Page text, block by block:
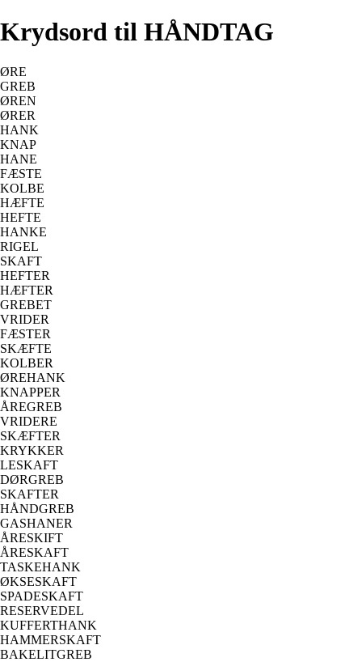
Krydsord til HÅNDTAG
ØRE
GREB
ØREN
ØRER
HANK
KNAP
HANE
FÆSTE
KOLBE
HÆFTE
HEFTE
HANKE
RIGEL
SKAFT
HEFTER
HÆFTER
GREBET
VRIDER
FÆSTER
SKÆFTE
KOLBER
ØREHANK
KNAPPER
ÅREGREB
VRIDERE
SKÆFTER
KRYKKER
LESKAFT
DØRGREB
SKAFTER
HÅNDGREB
GASHANER
ÅRESKIFT
ÅRESKAFT
TASKEHANK
ØKSESKAFT
SPADESKAFT
RESERVEDEL
KUFFERTHANK
HAMMERSKAFT
BAKELITGREB